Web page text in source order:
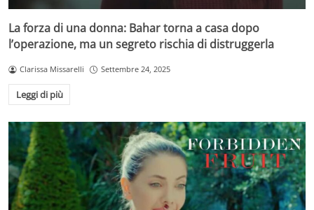
La forza di una donna: Bahar torna a casa dopo
l’operazione, ma un segreto rischia di distruggerla
Clarissa Missarelli Settembre 24, 2025
Leggi di più